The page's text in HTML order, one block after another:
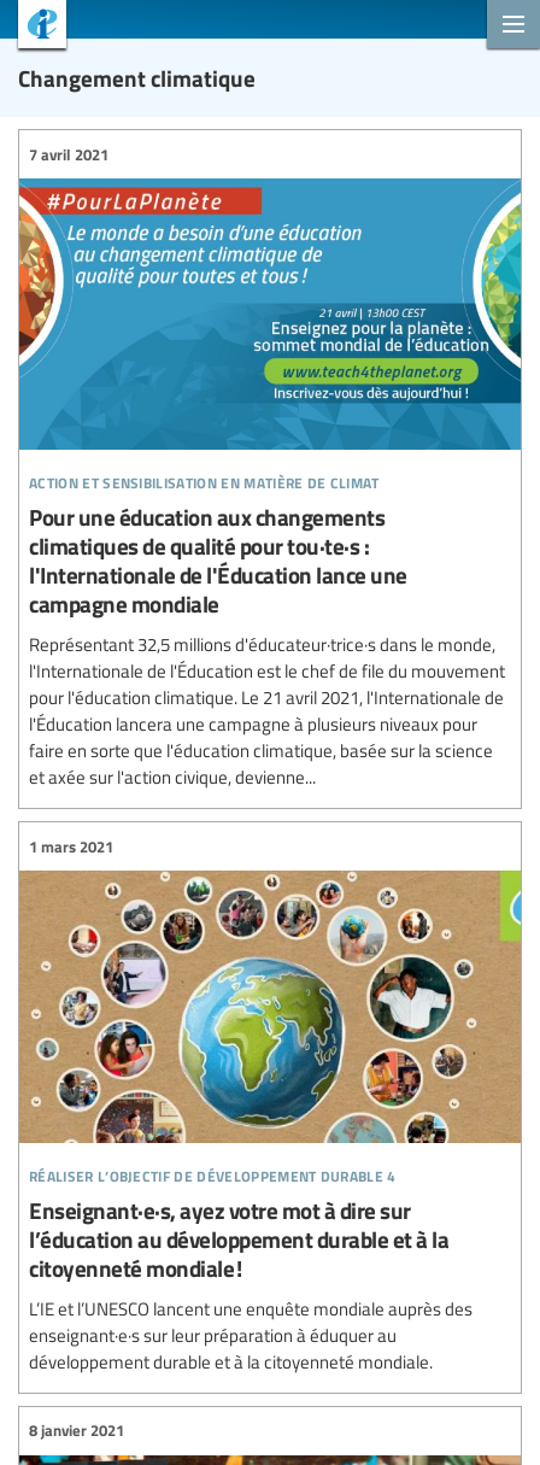
Changement climatique
action et sensibilisation en matière de climat
7 avril 2021
Pour une éducation aux changements
climatiques de qualité pour tou·te·s :
l'Internationale de l'Éducation lance une
campagne mondiale
Représentant 32,5 millions d'éducateur·trice·s dans le monde,
l'Internationale de l'Éducation est le chef de file du mouvement
pour l'éducation climatique. Le 21 avril 2021, l'Internationale de
l'Éducation lancera une campagne à plusieurs niveaux pour
faire en sorte que l'éducation climatique, basée sur la science
et axée sur l'action civique, devienne...
réaliser l’objectif de développement durable 4
1 mars 2021
Enseignant·e·s, ayez votre mot à dire sur
l’éducation au développement durable et à la
citoyenneté mondiale !
L’IE et l’UNESCO lancent une enquête mondiale auprès des
enseignant·e·s sur leur préparation à éduquer au
développement durable et à la citoyenneté mondiale.
8 janvier 2021